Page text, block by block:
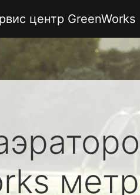
центр GreenWorks